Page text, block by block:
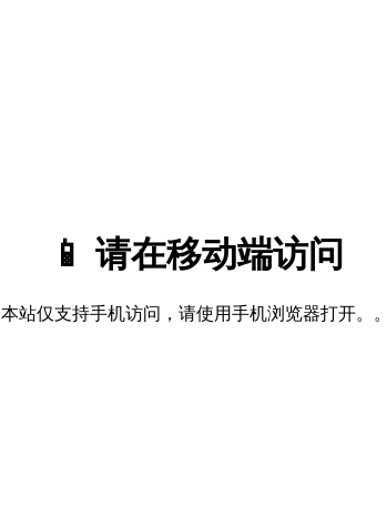
📱 请在移动端访问
本站仅支持手机访问，请使用手机浏览器打开。。